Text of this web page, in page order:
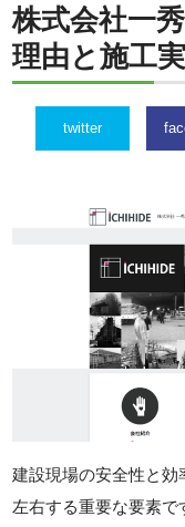
株式会社一
理由と施工
twitter
建設現場の安全性と効
左右する重要な要素